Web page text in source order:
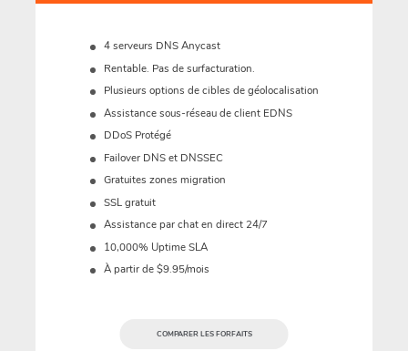
4 serveurs DNS Anycast
Rentable. Pas de surfacturation.
Plusieurs options de cibles de géolocalisation
Assistance sous-réseau de client EDNS
DDoS Protégé
Failover DNS et DNSSEC
Gratuites zones migration
SSL gratuit
Assistance par chat en direct 24/7
10,000% Uptime SLA
À partir de $9.95/mois
COMPARER LES FORFAITS